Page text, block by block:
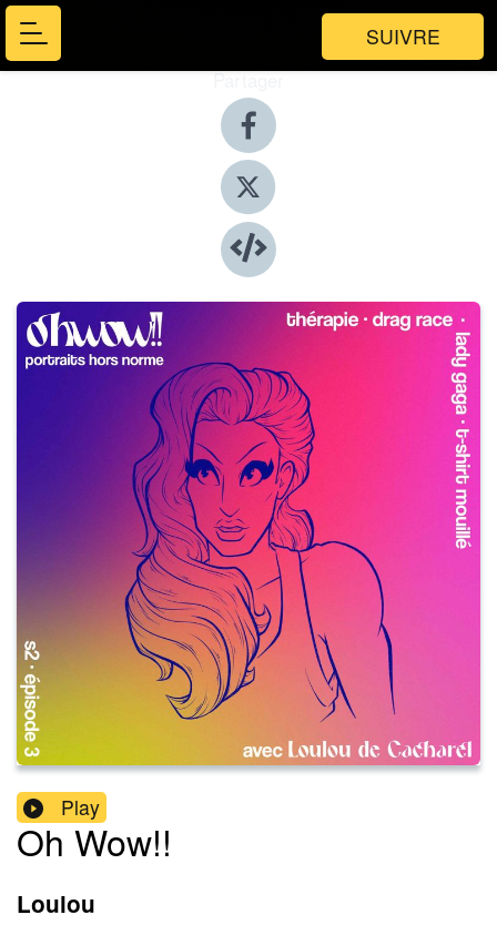
SUIVRE
Partager
Play
Oh Wow!!
Loulou